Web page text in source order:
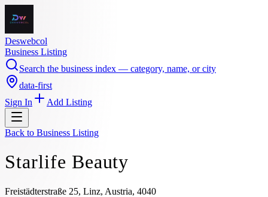
Deswebcol
Business Listing
Search the business index — category, name, or city
data-first
Sign In
Add Listing
Back to Business Listing
Starlife Beauty
Freistädterstraße 25, Linz, Austria, 4040